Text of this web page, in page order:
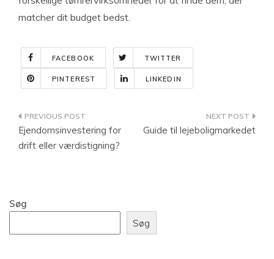
matcher dit budget bedst.
FACEBOOK TWITTER
PINTEREST LINKEDIN
Indlægsnavigation
Ejendomsinvestering for
drift eller værdistigning?
Guide til lejeboligmarkedet
Søg
Søg